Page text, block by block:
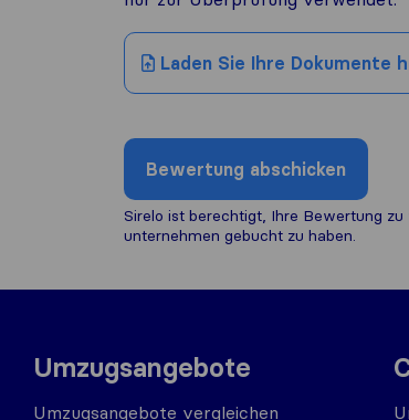
Laden Sie Ihre Dokumente
Bewertung abschicken
Sirelo ist berechtigt, Ihre Bewertung
unternehmen gebucht zu haben.
Umzugsangebote
Umzugsangebote vergleichen